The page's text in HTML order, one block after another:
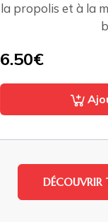
la propolis et à la
6.50€
DÉCOUVRIR